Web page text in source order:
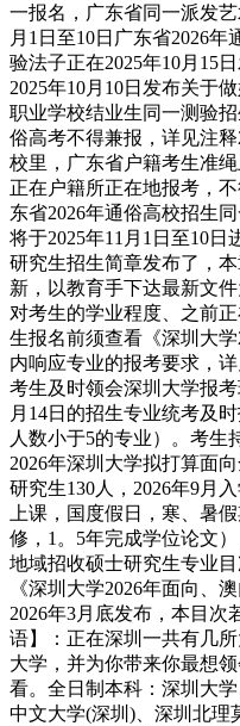
一报名，广东省同一派发
月1日至10日广东省2026
验法子正在2025年10月15
2025年10月10日发布关于
职业学校结业生同一测验
俗高考不得兼报，详见注
校里，广东省户籍考生准
正在户籍所正在地报考，
东省2026年通俗高校招生
将于2025年11月1日至10日
研究生招生简章发布了，
新，以教育手下达最新文
对考生的学业程度、之前
生报名前须查看《深圳大学
内响应专业的报考要求，
考生及时领会深圳大学报
月14日的招生专业统考及
人数小于5的专业）。考生
2026年深圳大学拟打算面
研究生130人，2026年9月
上课，国度假日，寒、暑
修，1。5年完成学位论文
地域招收硕士研究生专业目
《深圳大学2026年面向、
2026年3月底发布，本目次
语】：正在深圳一共有几
大学，并为你带来你最想
看。全日制本科：深圳大
中文大学(深圳)、深圳北理